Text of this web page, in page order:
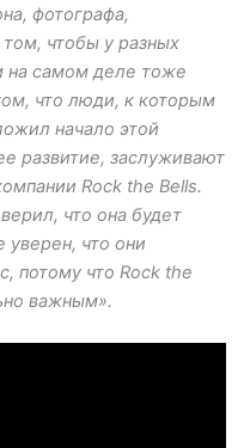
фотографа,
том, чтобы у разных
самом деле тоже
что люди, к которым
начало этой
развитие, заслуживают
Rock the Bells.
что она будет
уверен, что они
потому что Rock the
важным».